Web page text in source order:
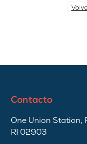
Contacto
One Union Station,
RI 02903